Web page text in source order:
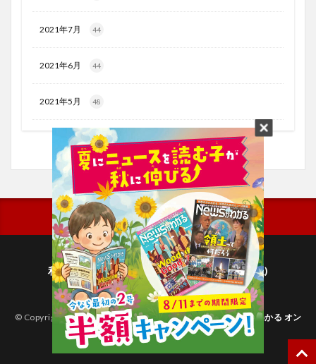
2021年7月 44
2021年6月 44
2021年5月 48
利用規約
プライバシーポリシー(毎日新聞出版)
個人情報について(毎日新聞社)
© Copyright 2026子どものためのニュース雑誌「ニュースがわかる オン
ライン」.